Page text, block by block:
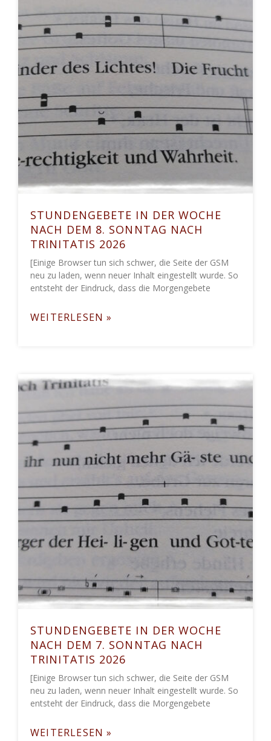
STUNDENGEBETE IN DER WOCHE
NACH DEM 8. SONNTAG NACH
TRINITATIS 2026
[Einige Browser tun sich schwer, die Seite der GSM
neu zu laden, wenn neuer Inhalt eingestellt wurde. So
entsteht der Eindruck, dass die Morgengebete
WEITERLESEN »
STUNDENGEBETE IN DER WOCHE
NACH DEM 7. SONNTAG NACH
TRINITATIS 2026
[Einige Browser tun sich schwer, die Seite der GSM
neu zu laden, wenn neuer Inhalt eingestellt wurde. So
entsteht der Eindruck, dass die Morgengebete
WEITERLESEN »